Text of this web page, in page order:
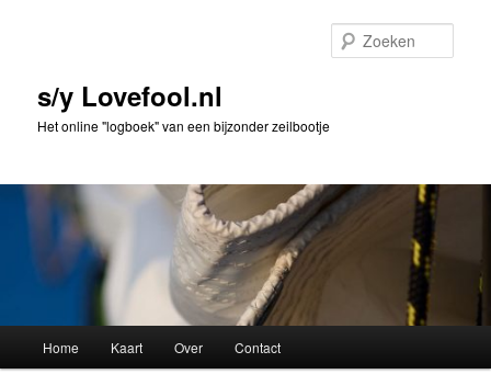
inhouds/y Lovefool.nl
Het online "logboek" van een bijzonder zeilbootje
Home Kaart Over Contact